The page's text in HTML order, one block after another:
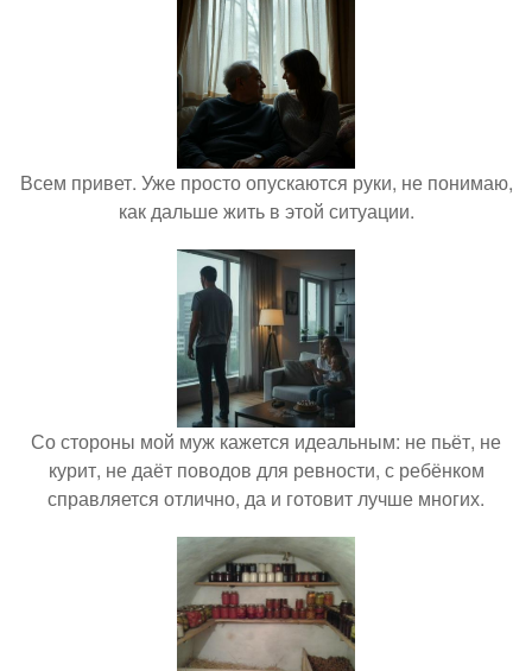
Всем привет. Уже просто опускаются руки, не понимаю,
как дальше жить в этой ситуации.
Со стороны мой муж кажется идеальным: не пьёт, не
курит, не даёт поводов для ревности, с ребёнком
справляется отлично, да и готовит лучше многих.